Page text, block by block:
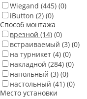
Wiegand (445) (0)
iButton (2) (0)
Способ монтажа
врезной (14) (0)
встраиваемый (3) (0)
на турникет (4) (0)
накладной (284) (0)
напольный (3) (0)
настольный (41) (0)
Место установки